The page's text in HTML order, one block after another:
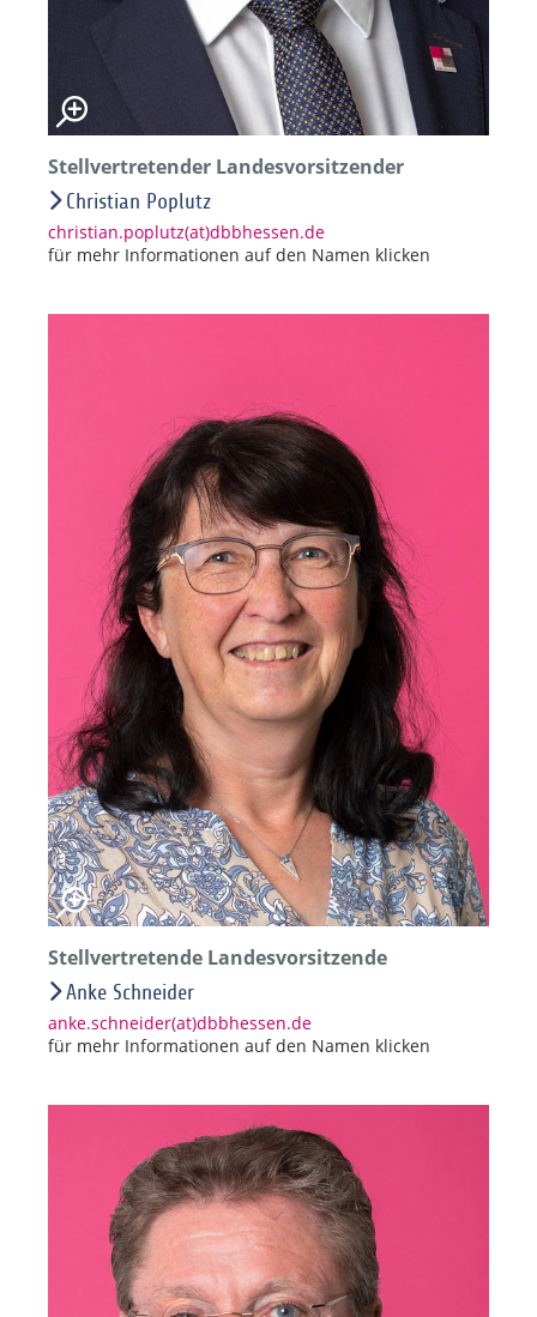
Stellvertretender Landesvorsitzender
Christian Poplutz
christian.poplutz(at)dbbhessen.de
für mehr Informationen auf den Namen klicken
Stellvertretende Landesvorsitzende
Anke Schneider
anke.schneider(at)dbbhessen.de
für mehr Informationen auf den Namen klicken